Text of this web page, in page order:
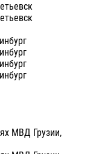
МВД Грузии,